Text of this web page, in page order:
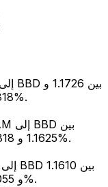
1.1818. كان المتوسط 1.1785 مع تقلبات 0.24%.
1.1625 و 1.1818. كان المتوسط 1.1699 مع تقلبات 0.24%.
و 1.2055. كان المتوسط 1.1782 مع تقلبات 0.25%.